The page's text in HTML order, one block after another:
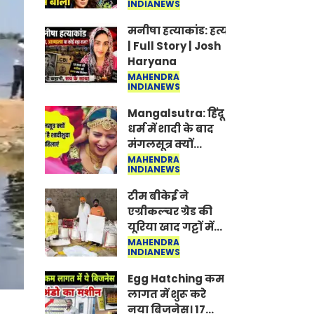
Jantar-Mantar |
CJP protest
INDIANEWS
मनीषा हत्याकांड: हत्या, आत्महत्या या
| Full Story | Josh
Haryana
MAHENDRA
INDIANEWS
Mangalsutra: हिंदू
धर्म में शादी के बाद
मंगलसूत्र क्यों
पहनती है महिलाएं,
किसने शुरु की ये
परंपरा
MAHENDRA
INDIANEWS
टीम बीकेई ने
एग्रीकल्चर ग्रेड की
यूरिया खाद गट्टों में
बदलकर टेक्निकल
ग्रेड में बेचने वालों पर
करवाई कार्रवाई:
लखविंदर सिंह
औलख
MAHENDRA
INDIANEWS
Egg Hatching कम
लागत में शुरू करे
नया बिजनेस। 17